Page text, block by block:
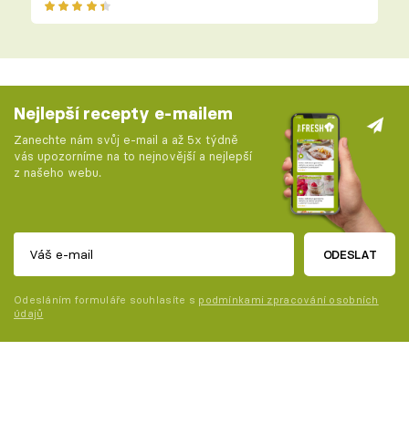
Nejlepší recepty e-mailem
Zanechte nám svůj e-mail a až 5x týdně
vás upozorníme na to nejnovější a nejlepší
z našeho webu.
ODESLAT
Odesláním formuláře souhlasíte s podmínkami zpracování osobních
údajů